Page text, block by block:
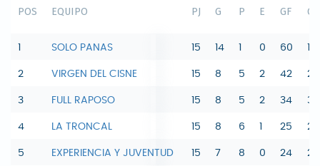
POS EQUIPO PJ G P E GF GC
SOLO PANAS 15 14 0 60
2 VIRGEN DEL CISNE 15 8 5 2 42 29
3 FULL RAPOSO 15 8 5 2 34 36
4 LA TRONCAL 15 8 6 25 26
5 EXPERIENCIA Y JUVENTUD 15 7 8 0 24 27